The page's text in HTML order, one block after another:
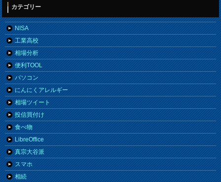
カテゴリー
NISA
工業高校
相場分析
便利TOOL
パソコン
にんにくアレルギー
相場ツイート
投信買付け
食べ物
LibreOffice
真宗大谷派
スマホ
相続